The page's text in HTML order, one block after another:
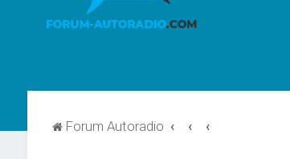
Forum Autoradio